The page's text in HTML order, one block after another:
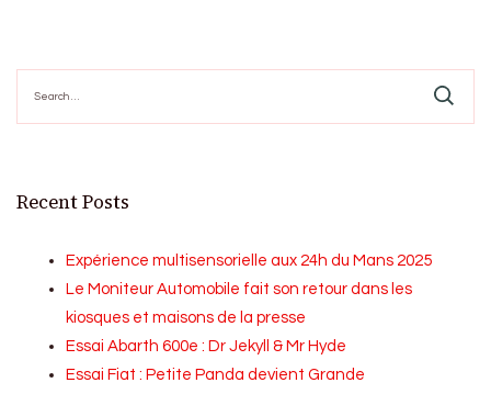
for:
Recent Posts
Expérience multisensorielle aux 24h du Mans 2025
Le Moniteur Automobile fait son retour dans les
kiosques et maisons de la presse
Essai Abarth 600e : Dr Jekyll & Mr Hyde
Essai Fiat : Petite Panda devient Grande